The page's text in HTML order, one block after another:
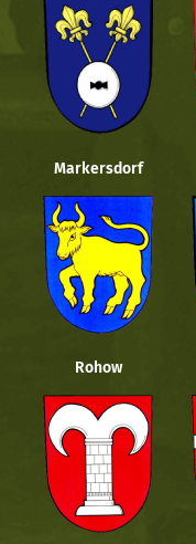
Markersdorf
Rohow